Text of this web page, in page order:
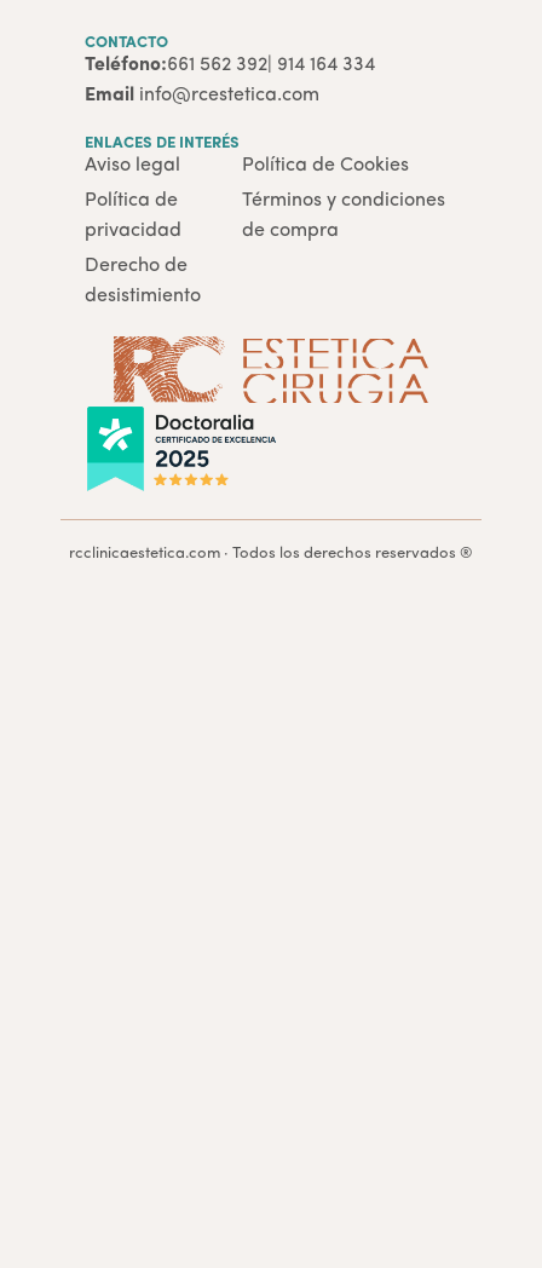
CONTACTO
Teléfono:661 562 392 | 914 164 334
Email info@rcestetica.com
ENLACES DE INTERÉS
Aviso legal
Política de
privacidad
Derecho de
desistimiento
Política de Cookies
Términos y condiciones
de compra
rcclinicaestetica.com · Todos los derechos reservados ®